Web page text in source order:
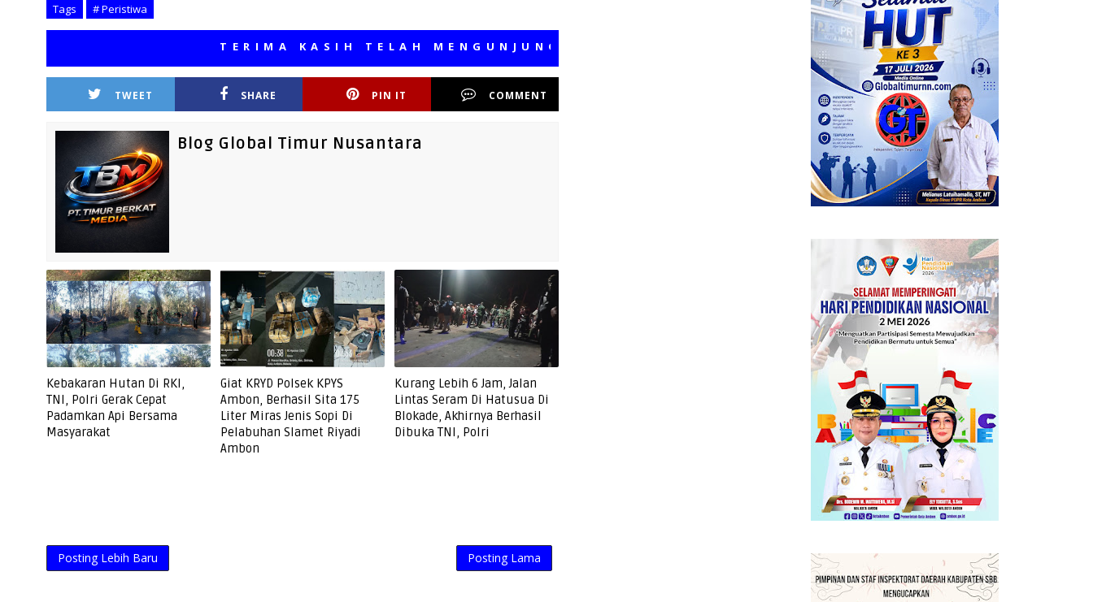
Tags # Peristiwa
TERIMA KASIH TELAH MENGUNJUNGI MEDIA KAMI, SEMOGA BERMANFAAT
TWEET SHARE PIN IT COMMENT
Blog Global Timur Nusantara
Kebakaran Hutan Di RKI,
TNI, Polri Gerak Cepat
Padamkan Api Bersama
Masyarakat
Giat KRYD Polsek KPYS
Ambon, Berhasil Sita 175
Liter Miras Jenis Sopi Di
Pelabuhan Slamet Riyadi
Ambon
Kurang Lebih 6 Jam, Jalan
Lintas Seram Di Hatusua Di
Blokade, Akhirnya Berhasil
Dibuka TNI, Polri
Posting Lebih Baru Posting Lama